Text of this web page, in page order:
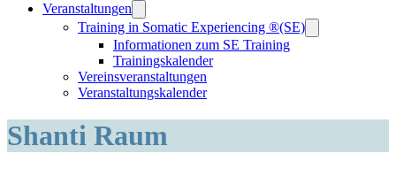
Veranstaltungen
Training in Somatic Experiencing ®(SE)
Informationen zum SE Training
Trainingskalender
Vereinsveranstaltungen
Veranstaltungskalender
Shanti Raum